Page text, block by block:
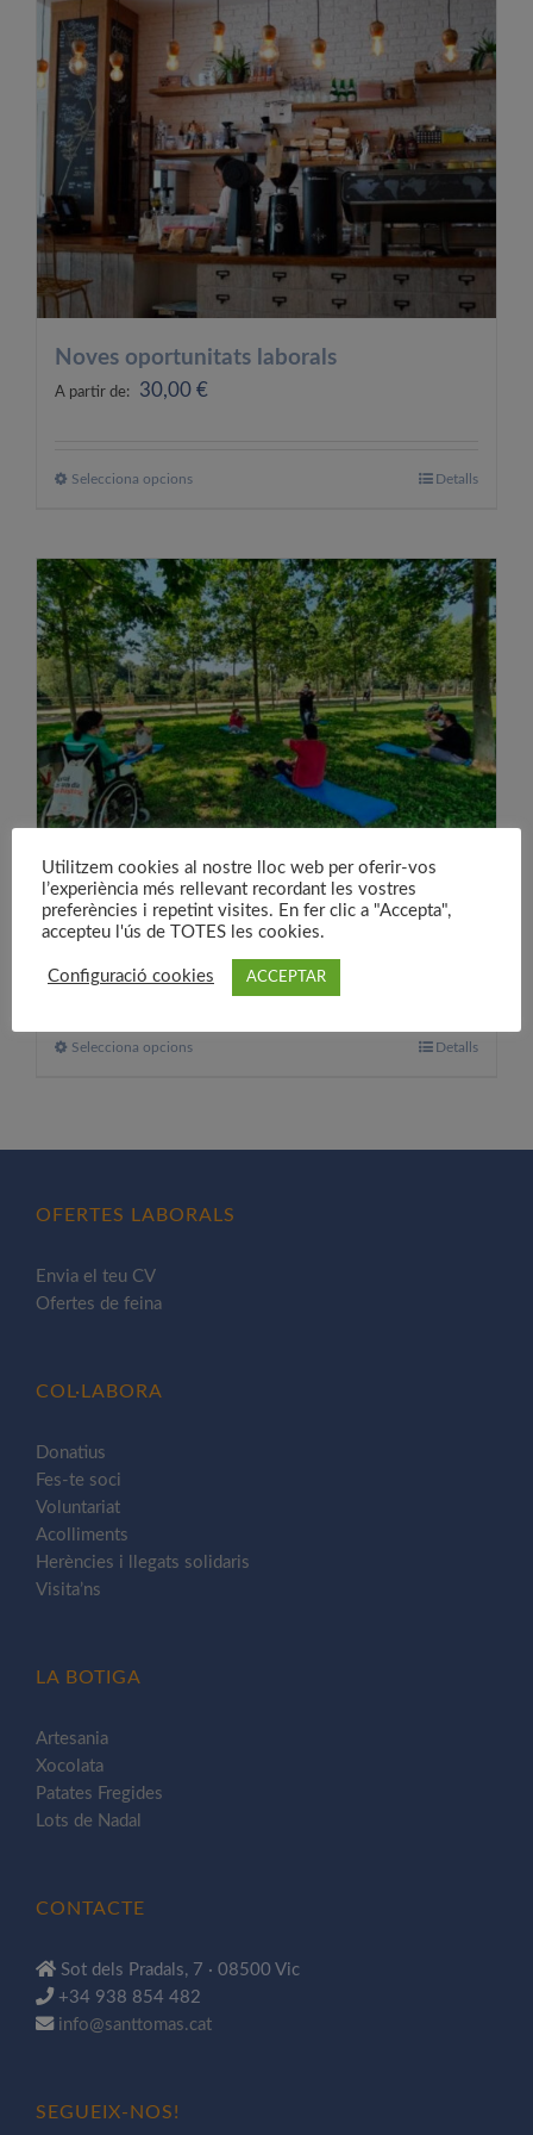
OFERTES LABORALS
COL·LABORA
LA BOTIGA
Noves oportunitats laborals
A partir de: 30,00 €
Selecciona opcionsAquest
diverses
variants.
Les
opcions
es
poden
triar
a
la
del
producte
Detalls
Més qualitat de vida
Selecciona opcionsAquest
Les
Detalls
OFERTES LABORALS
Envia el teu CV
Ofertes de feina
COL·LABORA
Donatius
Fes-te soci
Voluntariat
Acolliments
Herències i llegats solidaris
Visita’ns
LA BOTIGA
Artesania
Xocolata
Patates Fregides
Lots de Nadal
CONTACTE
Sot dels Pradals, 7 · 08500 Vic
+34 938 854 482
info@santtomas.cat
SEGUEIX-NOS!
Utilitzem cookies al nostre lloc web per oferir-vos
l’experiència més rellevant recordant les vostres
preferències i repetint visites. En fer clic a "Accepta",
accepteu l'ús de TOTES les cookies.
Configuració cookies ACCEPTAR